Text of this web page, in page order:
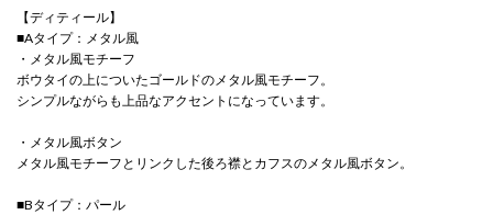
【ディティール】
■Aタイプ：メタル風
・メタル風モチーフ
ボウタイの上についたゴールドのメタル風モチーフ。
シンプルながらも上品なアクセントになっています。
・メタル風ボタン
メタル風モチーフとリンクした後ろ襟とカフスのメタル風ボタン。
■Bタイプ：パール